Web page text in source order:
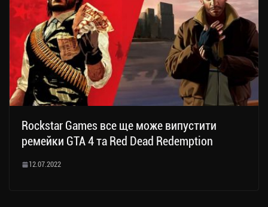
Rockstar Games все ще може випустити
ремейки GTA 4 та Red Dead Redemption
12.07.2022